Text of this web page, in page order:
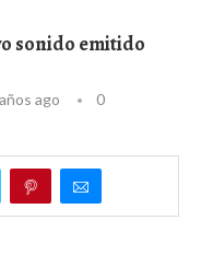
sonido emitido
ago
0